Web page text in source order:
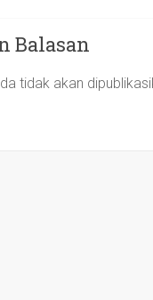
Balasan
tidak akan